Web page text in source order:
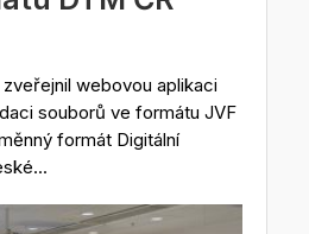
webovou aplikaci
souborů ve formátu JVF
formát Digitální